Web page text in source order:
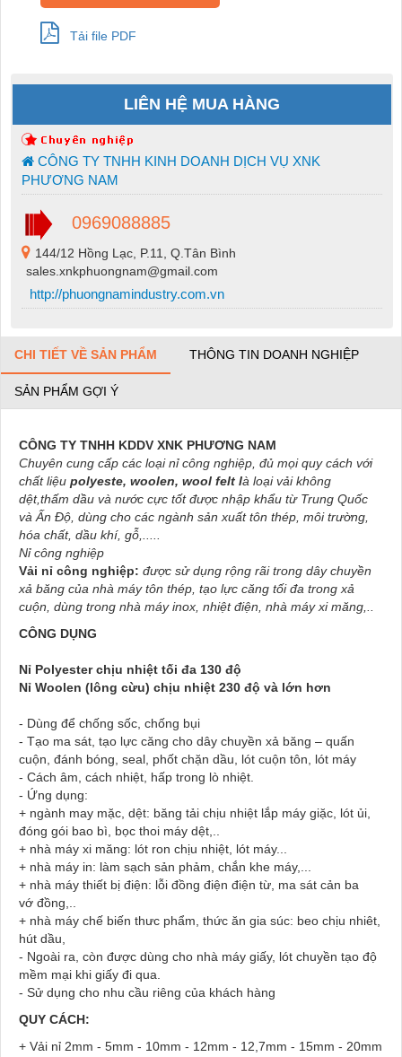
Tải file PDF
LIÊN HỆ MUA HÀNG
CÔNG TY TNHH KINH DOANH DỊCH VỤ XNK
PHƯƠNG NAM
0969088885
144/12 Hồng Lạc, P.11, Q.Tân Bình
sales.xnkphuongnam@gmail.com
http://phuongnamindustry.com.vn
CHI TIẾT VỀ SẢN PHẨM THÔNG TIN DOANH NGHIỆP
SẢN PHẨM GỢI Ý
CÔNG TY TNHH KDDV XNK PHƯƠNG NAM
Chuyên cung cấp các loại nỉ công nghiệp, đủ mọi quy cách với
chất liệu polyeste, woolen, wool felt là loại vải không
dệt,thấm dầu và nước cực tốt được nhập khẩu từ Trung Quốc
và Ấn Độ, dùng cho các ngành sản xuất tôn thép, môi trường,
hóa chất, dầu khí, gỗ,.....
Nỉ công nghiệp
Vải nỉ công nghiệp: được sử dụng rộng rãi trong dây chuyền
xả băng của nhà máy tôn thép, tạo lực căng tối đa trong xả
cuộn, dùng trong nhà máy inox, nhiệt điện, nhà máy xi măng,..
CÔNG DỤNG
Nỉ Polyester chịu nhiệt tối đa 130 độ
Nỉ Woolen (lông cừu) chịu nhiệt 230 độ và lớn hơn
- Dùng để chống sốc, chống bụi
- Tạo ma sát, tạo lực căng cho dây chuyền xả băng – quấn
cuộn, đánh bóng, seal, phốt chặn dầu, lót cuộn tôn, lót máy
- Cách âm, cách nhiệt, hấp trong lò nhiệt.
- Ứng dụng:
+ ngành may mặc, dệt: băng tải chịu nhiệt lắp máy giặc, lót ủi,
đóng gói bao bì, bọc thoi máy dệt,..
+ nhà máy xi măng: lót ron chịu nhiệt, lót máy...
+ nhà máy in: làm sạch sản phảm, chắn khe máy,...
+ nhà máy thiết bị điện: lỗi đồng điện điện từ, ma sát cản ba
vớ đồng,..
+ nhà máy chế biến thưc phẩm, thức ăn gia súc: beo chịu nhiêt,
hút dầu,
- Ngoài ra, còn được dùng cho nhà máy giấy, lót chuyền tạo độ
mềm mại khi giấy đi qua.
- Sử dụng cho nhu cầu riêng của khách hàng
QUY CÁCH:
+ Vải nỉ 2mm - 5mm - 10mm - 12mm - 12,7mm - 15mm - 20mm